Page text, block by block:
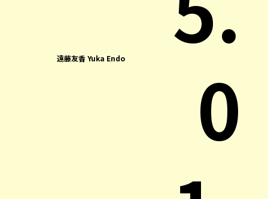
遠藤友香 Yuka Endo
0